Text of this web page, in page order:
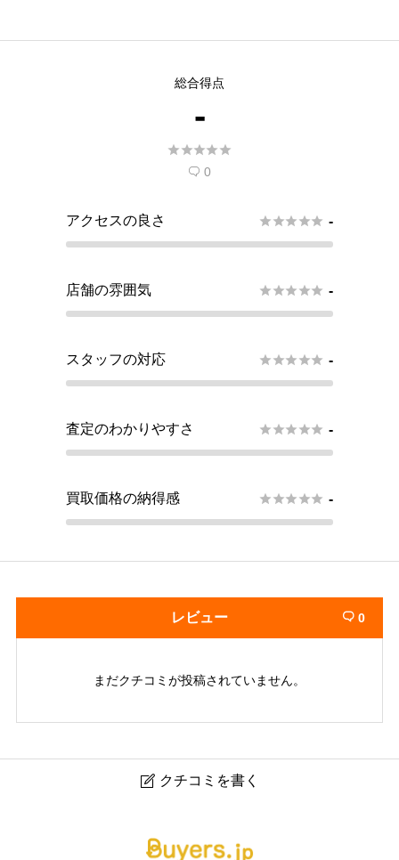
トする
人 がこの店舗での査定受付開始を希
望しています。
総合得点
-

 0
アクセスの良さ  -
店舗の雰囲気  -
スタッフの対応  -
査定のわかりやすさ  -
買取価格の納得感  -
レビュー  0
まだクチコミが投稿されていません。
 クチコミを書く